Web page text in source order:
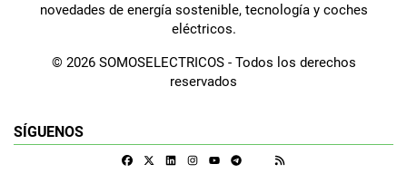
novedades de energía sostenible, tecnología y coches
eléctricos.
© 2026 SOMOSELECTRICOS - Todos los derechos
reservados
SÍGUENOS
FacebookLinkedinInstagramTelegram
Google Discover